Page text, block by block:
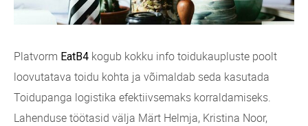
Platvorm EatB4 kogub kokku info toidukaupluste poolt
loovutatava toidu kohta ja võimaldab seda kasutada
Toidupanga logistika efektiivsemaks korraldamiseks.
Lahenduse töötasid välja Märt Helmja, Kristina Noor,